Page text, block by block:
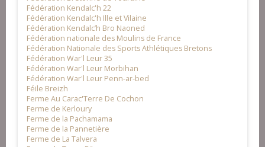
Fédération Kendalc'h 22
Fédération Kendalc'h Ille et Vilaine
Fédération Kendalc’h Bro Naoned
Fédération nationale des Moulins de France
Fédération Nationale des Sports Athlétiques Bretons
Fédération War'l Leur 35
Fédération War'l Leur Morbihan
Fédération War'l Leur Penn-ar-bed
Féile Breizh
Ferme Au Carac'Terre De Cochon
Ferme de Kerloury
Ferme de la Pachamama
Ferme de la Pannetière
Ferme de La Talvera